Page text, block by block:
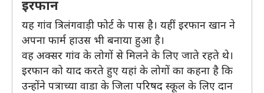
इरफान
यह गांव त्रिलंगवाड़ी फोर्ट के पास है। यहीं इरफान खान ने
अपना फार्म हाउस भी बनाया हुआ है।
वह अक्सर गांव के लोगों से मिलने के लिए जाते रहते थे।
इरफान को याद करते हुए यहां के लोगों का कहना है कि
उन्होंने पत्राच्या वाडा के जिला परिषद स्कूल के लिए दान